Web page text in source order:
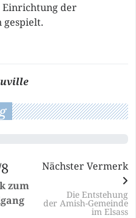
Einrichtung der
gespielt.
zum
Nächster Vermerk
Die Entstehung
der Amish-Gemeinde
im Elsass